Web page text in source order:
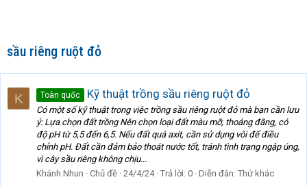
sầu riêng ruột đỏ
K Toàn quốc Kỹ thuật trồng sầu riêng ruột đỏ
Có một số kỹ thuật trong việc trồng sầu riêng ruột đỏ mà bạn cần lưu
ý: Lựa chọn đất trồng Nên chọn loại đất màu mỡ, thoáng đãng, có
độ pH từ 5,5 đến 6,5. Nếu đất quá axit, cần sử dụng vôi để điều
chỉnh pH. Đất cần đảm bảo thoát nước tốt, tránh tình trạng ngập úng,
vì cây sầu riêng không chịu...
Khánh Nhun
Chủ đề 24/4/24 Trả lời: 0 Diễn đàn: Thứ khác